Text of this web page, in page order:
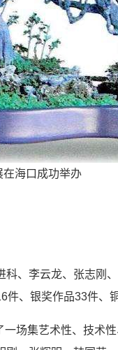
在海口成功举办
科、李云龙、张志刚
件、银奖作品33件、
一场集艺术性、技术